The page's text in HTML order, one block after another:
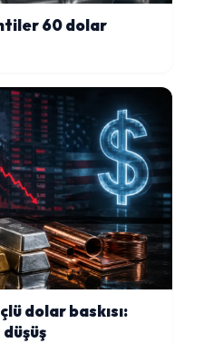
60 dolar
dolar baskısı: